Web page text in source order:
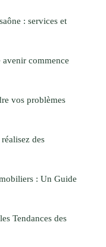
: services et
commence
vos problèmes
des
: Un Guide
Tendances des